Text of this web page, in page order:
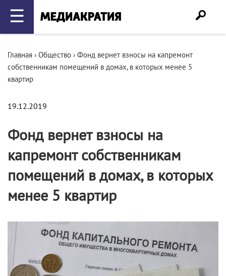
☰
Главная › Общество › Фонд вернет взносы на капремонт
собственникам помещений в домах, в которых менее 5
квартир
19.12.2019
Фонд вернет взносы на
капремонт собственникам
помещений в домах, в которых
менее 5 квартир